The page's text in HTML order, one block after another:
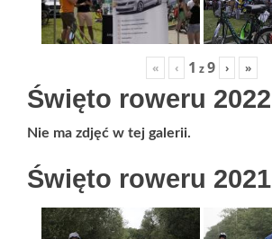
« ‹ 1 z9 › »
Święto roweru 2022
Nie ma zdjęć w tej galerii.
Święto roweru 2021